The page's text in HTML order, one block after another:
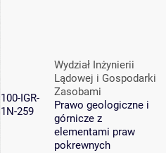
100-IGR-
1N-259
Wydział Inżynierii
Lądowej i Gospodarki
Zasobami
Prawo geologiczne i
górnicze z
elementami praw
pokrewnych